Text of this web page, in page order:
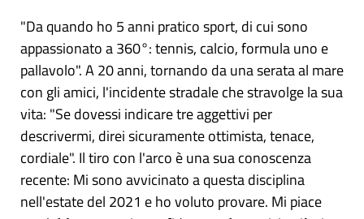
"Da quando ho 5 anni pratico sport, di cui sono
appassionato a 360°: tennis, calcio, formula uno e
pallavolo". A 20 anni, tornando da una serata al mare
con gli amici, l'incidente stradale che stravolge la sua
vita: "Se dovessi indicare tre aggettivi per
descrivermi, direi sicuramente ottimista, tenace,
cordiale". Il tiro con l'arco è una sua conoscenza
recente: Mi sono avvicinato a questa disciplina
nell'estate del 2021 e ho voluto provare. Mi piace